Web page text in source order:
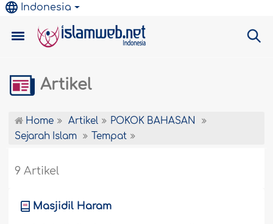
Indonesia
Artikel
Home Artikel
POKOK BAHASAN
Sejarah Islam
Tempat
9 Artikel
Masjidil Haram